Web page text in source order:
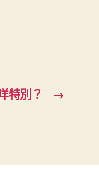
→
特別？